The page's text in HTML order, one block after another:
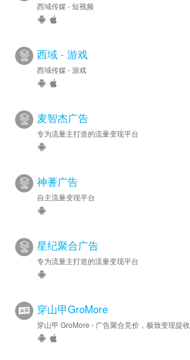
西域传媒 - 短视频
西域 - 游戏
西域传媒 - 游戏
麦智杰广告
专为流量主打造的流量变现平台
神蓍广告
自主流量变现平台
星纪聚合广告
专为流量主打造的流量变现平台
穿山甲GroMore
穿山甲 GroMore - 广告聚合竞价，极致变现提收